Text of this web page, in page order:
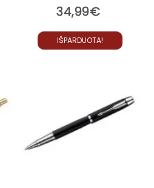
34,99€
IŠPARDUOTA!